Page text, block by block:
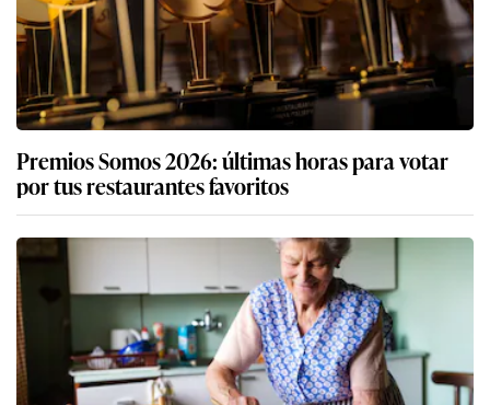
Premios Somos 2026: últimas horas para votar
por tus restaurantes favoritos